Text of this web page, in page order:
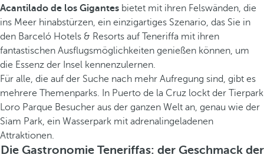
Acantilado de los Gigantes bietet mit ihren Felswänden, die
ins Meer hinabstürzen, ein einzigartiges Szenario, das Sie in
den Barceló Hotels & Resorts auf Teneriffa mit ihren
fantastischen Ausflugsmöglichkeiten genießen können, um
die Essenz der Insel kennenzulernen.
Für alle, die auf der Suche nach mehr Aufregung sind, gibt es
mehrere Themenparks. In Puerto de la Cruz lockt der Tierpark
Loro Parque Besucher aus der ganzen Welt an, genau wie der
Siam Park, ein Wasserpark mit adrenalingeladenen
Attraktionen.
Die Gastronomie Teneriffas: der Geschmack der